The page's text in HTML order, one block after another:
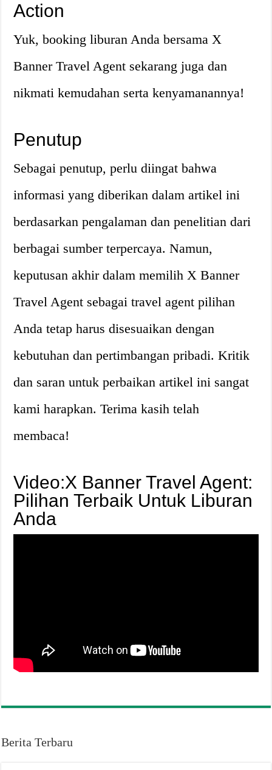
Action
Yuk, booking liburan Anda bersama X
Banner Travel Agent sekarang juga dan
nikmati kemudahan serta kenyamanannya!
Penutup
Sebagai penutup, perlu diingat bahwa
informasi yang diberikan dalam artikel ini
berdasarkan pengalaman dan penelitian dari
berbagai sumber terpercaya. Namun,
keputusan akhir dalam memilih X Banner
Travel Agent sebagai travel agent pilihan
Anda tetap harus disesuaikan dengan
kebutuhan dan pertimbangan pribadi. Kritik
dan saran untuk perbaikan artikel ini sangat
kami harapkan. Terima kasih telah
membaca!
Video:X Banner Travel Agent:
Pilihan Terbaik Untuk Liburan
Anda
Berita Terbaru